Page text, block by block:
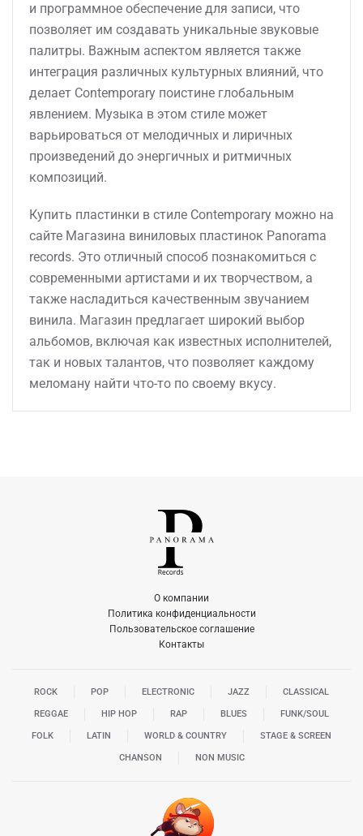
и программное обеспечение для записи, что
позволяет им создавать уникальные звуковые
палитры. Важным аспектом является также
интеграция различных культурных влияний, что
делает Contemporary поистине глобальным
явлением. Музыка в этом стиле может
варьироваться от мелодичных и лиричных
произведений до энергичных и ритмичных
композиций.
Купить пластинки в стиле Contemporary можно на
сайте Магазина виниловых пластинок Panorama
records. Это отличный способ познакомиться с
современными артистами и их творчеством, а
также насладиться качественным звучанием
винила. Магазин предлагает широкий выбор
альбомов, включая как известных исполнителей,
так и новых талантов, что позволяет каждому
меломану найти что-то по своему вкусу.
О компании
Политика конфиденциальности
Пользовательское соглашение
Контакты
ROCK POP ELECTRONIC JAZZ CLASSICAL
REGGAE HIP HOP RAP BLUES FUNK/SOUL
FOLK LATIN WORLD & COUNTRY STAGE & SCREEN
CHANSON NON MUSIC